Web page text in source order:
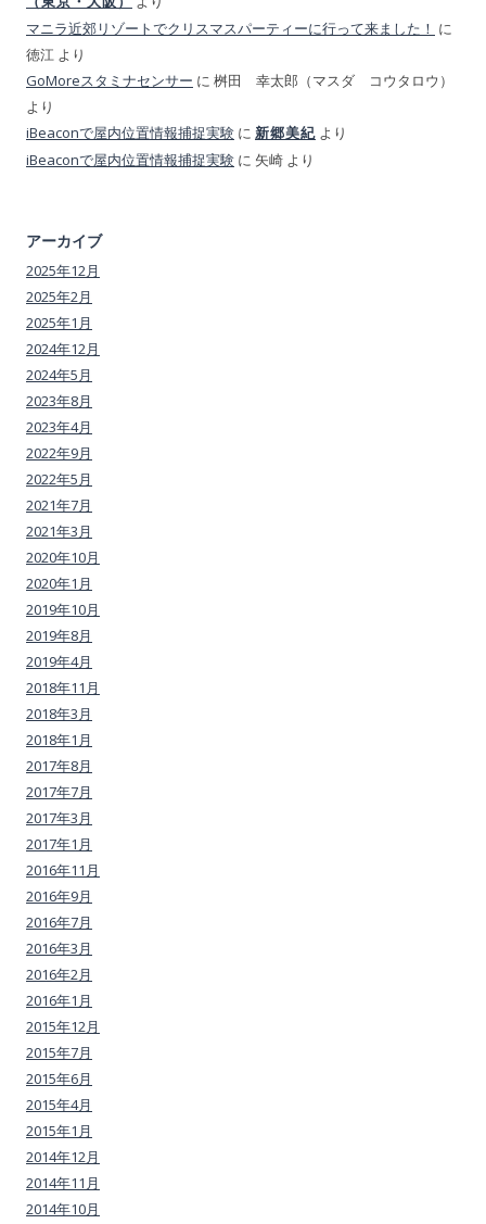
マニラ近郊リゾートでクリスマスパーティーに行って来ました！ に
徳江 より
GoMoreスタミナセンサー に 桝田 幸太郎（マスダ コウタロウ）
より
iBeaconで屋内位置情報捕捉実験 に 新郷美紀 より
iBeaconで屋内位置情報捕捉実験 に 矢崎 より
アーカイブ
2025年12月
2025年2月
2025年1月
2024年12月
2024年5月
2023年8月
2023年4月
2022年9月
2022年5月
2021年7月
2021年3月
2020年10月
2020年1月
2019年10月
2019年8月
2019年4月
2018年11月
2018年3月
2018年1月
2017年8月
2017年7月
2017年3月
2017年1月
2016年11月
2016年9月
2016年7月
2016年3月
2016年2月
2016年1月
2015年12月
2015年7月
2015年6月
2015年4月
2015年1月
2014年12月
2014年11月
2014年10月